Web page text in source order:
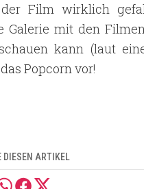
Film wirklich
Galerie mit den
kann (laut
Popcorn vor!
DIESEN ARTIKEL